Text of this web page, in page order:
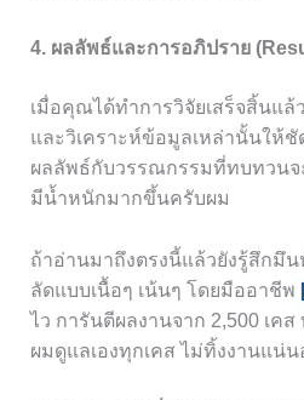
4. ผลลัพธ์และการอภิปราย
เมื่อคุณได้ทำการวิจัยเสร็จสิ้นแ
และวิเคราะห์ข้อมูลเหล่านั้นให้ชั
ผลลัพธ์กับวรรณกรรมที่ทบทวน
มีน้ำหนักมากขึ้นครับผม
ถ้าอ่านมาถึงตรงนี้แล้วยังรู้สึกมึ
ลัดแบบเนื้อๆ เน้นๆ โดยมืออาชีพ
ไว การันตีผลงานจาก 2,500 เค
ผมดูแลเองทุกเคส ไม่ทิ้งงานแน่